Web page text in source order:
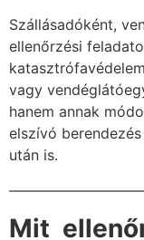
Szállásadóként,
ellenőrzési
vagy
hanem annak
elszívó
után is.
Mit